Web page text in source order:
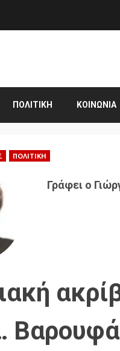
ΠΟΛΙΤΙΚΉ ΚΟΙΝΩΝΊΑ
ΠΟΛΙΤΙΚΉ
Γράφει ο